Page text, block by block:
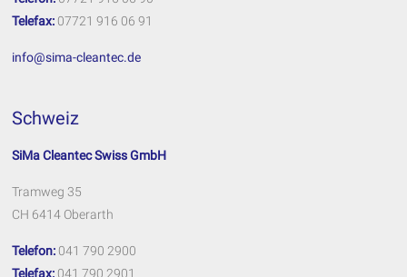
Telefax: 07721 916 06 91
info@sima-cleantec.de
Schweiz
SiMa Cleantec Swiss GmbH
Tramweg 35
CH 6414 Oberarth
Telefon: 041 790 2900
Telefax: 041 790 2901